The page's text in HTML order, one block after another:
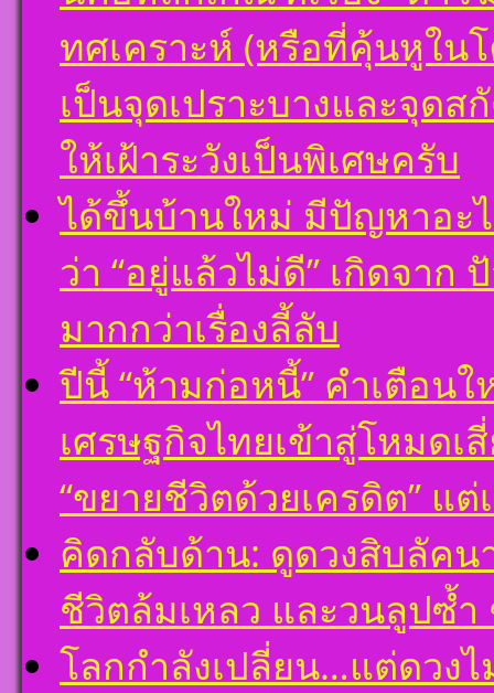
ทศเคราะห์ (หรือที่คุ้นหูใน
เป็นจุดเปราะบางและจุด
ให้เฝ้าระวังเป็นพิเศษครับ
ได้ขึ้นบ้านใหม่ มีปัญหาอะ
ว่า “อยู่แล้วไม่ดี” เกิดจาก
มากกว่าเรื่องลี้ลับ
ปีนี้ “ห้ามก่อหนี้” คำเตือน
เศรษฐกิจไทยเข้าสู่โหมดเ
“ขยายชีวิตด้วยเครดิต” แ
คิดกลับด้าน: ดูดวงสิบลัคน
ชีวิตล้มเหลว และวนลูปซ้ำ
โลกกำลังเปลี่ยน…แต่ดวง